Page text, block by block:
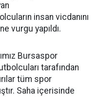
insan vicdanını
vurgu yapıldı.
Bursaspor
tarafından
tüm spor
Saha içerisinde